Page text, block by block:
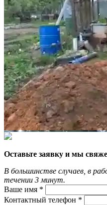
Оставьте заявку и мы
В большинстве случаев, в
течении 3 минут.
Ваше имя *
Контактный телефон *